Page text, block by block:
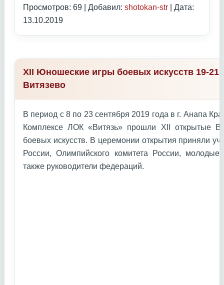
Просмотров: 69 | Добавил: shotokan-str | Дата:
13.10.2019
XII Юношеские игры боевых искусств 19-21
Витязево
В период с 8 по 23 сентября 2019 года в г. Анапа
Комплексе ЛОК «Витязь» прошли XII открытые
боевых искусств. В церемонии открытия приняли
России, Олимпийского комитета России,
также руководители федераций.